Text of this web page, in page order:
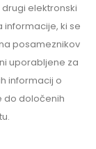
elektronski
informacije, ki se
posameznikov
uporabljene za
informacij o
do določenih